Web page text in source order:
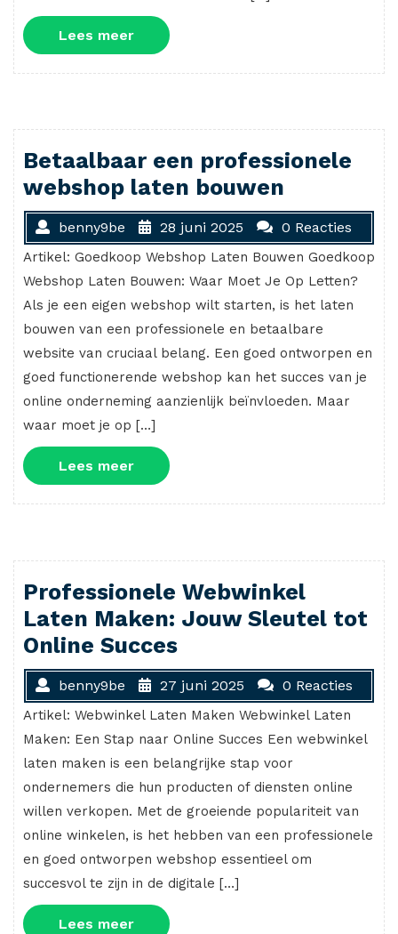
Lees meerLees
meer
Betaalbaar een professionele
webshop laten bouwen
benny9be 28 juni 2025 0 Reacties
Artikel: Goedkoop Webshop Laten Bouwen Goedkoop
Webshop Laten Bouwen: Waar Moet Je Op Letten?
Als je een eigen webshop wilt starten, is het laten
bouwen van een professionele en betaalbare
website van cruciaal belang. Een goed ontworpen en
goed functionerende webshop kan het succes van je
online onderneming aanzienlijk beïnvloeden. Maar
waar moet je op […]
Lees meerLees
meer
Professionele Webwinkel
Laten Maken: Jouw Sleutel tot
Online Succes
benny9be 27 juni 2025 0 Reacties
Artikel: Webwinkel Laten Maken Webwinkel Laten
Maken: Een Stap naar Online Succes Een webwinkel
laten maken is een belangrijke stap voor
ondernemers die hun producten of diensten online
willen verkopen. Met de groeiende populariteit van
online winkelen, is het hebben van een professionele
en goed ontworpen webshop essentieel om
succesvol te zijn in de digitale […]
Lees meerLees